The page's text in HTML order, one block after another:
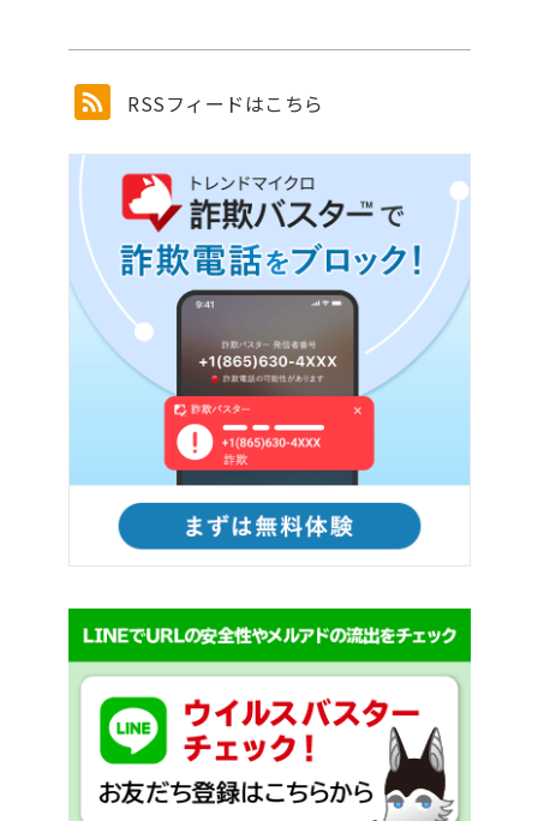
RSSフィードはこちら